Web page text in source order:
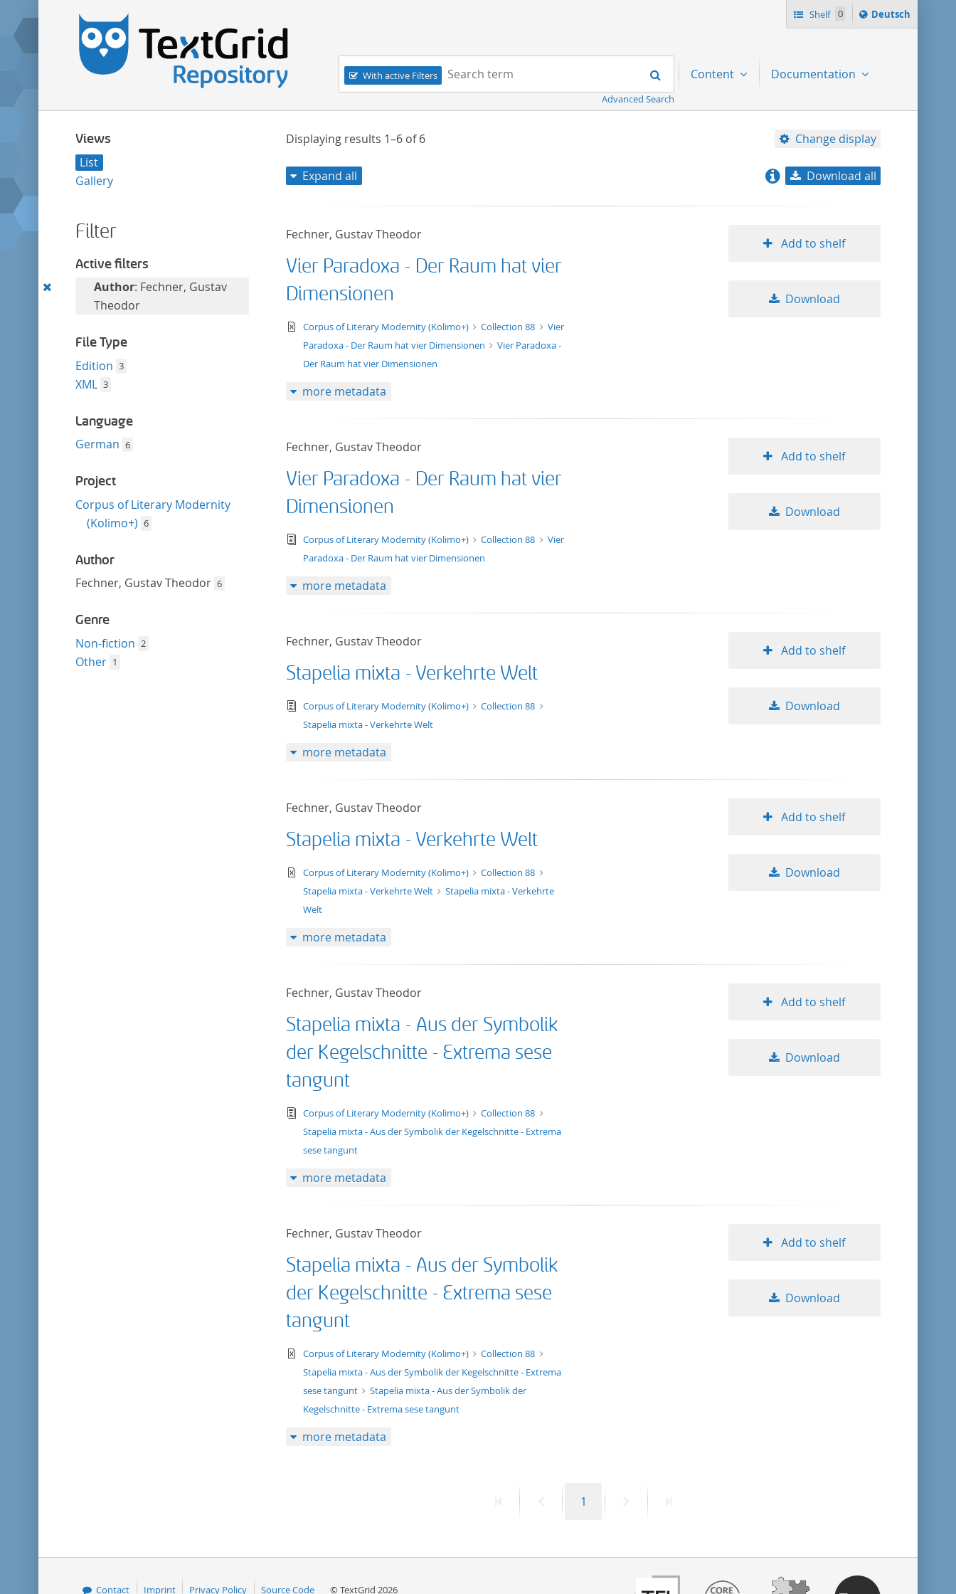
Shelf 0
Sprache
ï¿½ndern
Deutsch
Navigation
With active Filters
Search term:
Search
Advanced Search
Content Documentation
Views
List
Gallery
Filter
Active filters
RemoveAuthor: Fechner, Gustav
Theodor
File Type
Edition 3
XML 3
Language
German 6
Project
Corpus of Literary Modernity
(Kolimo+) 6
Author
Fechner, Gustav Theodor 6
Genre
Non-fiction 2
Other 1
Displaying results 1–6of6 Change display
title ascending
Expand all Download all
Fechner, Gustav Theodor
Vier Paradoxa - Der Raum hat vier
Dimensionen
text/xml
Corpus of Literary Modernity (Kolimo+) Collection 88
Vier
Paradoxa - Der Raum hat vier Dimensionen
Vier Paradoxa -
Der Raum hat vier Dimensionen
Add to shelf
Download
more metadata
Fechner, Gustav Theodor
Vier Paradoxa - Der Raum hat vier
Dimensionen
text/tg.edition+tg.aggregation+xml
Corpus of Literary Modernity (Kolimo+) Collection 88
Vier
Paradoxa - Der Raum hat vier Dimensionen
Add to shelf
Download
more metadata
Fechner, Gustav Theodor
Stapelia mixta - Verkehrte Welt
text/tg.edition+tg.aggregation+xml
Corpus of Literary Modernity (Kolimo+)
Collection 88
Stapelia mixta - Verkehrte Welt
Add to shelf
Download
more metadata
Fechner, Gustav Theodor
Stapelia mixta - Verkehrte Welt
text/xml
Corpus of Literary Modernity (Kolimo+)
Collection 88
Stapelia mixta - Verkehrte Welt
Stapelia mixta - Verkehrte
Welt
Add to shelf
Download
more metadata
Fechner, Gustav Theodor
Stapelia mixta - Aus der Symbolik
der Kegelschnitte - Extrema sese
tangunt
text/tg.edition+tg.aggregation+xml
Corpus of Literary Modernity (Kolimo+)
Collection 88
Stapelia mixta - Aus der Symbolik der Kegelschnitte - Extrema
sese tangunt
Add to shelf
Download
more metadata
Fechner, Gustav Theodor
Stapelia mixta - Aus der Symbolik
der Kegelschnitte - Extrema sese
tangunt
text/xml
Corpus of Literary Modernity (Kolimo+)
Collection 88
Stapelia mixta - Aus der Symbolik der Kegelschnitte - Extrema
sese tangunt
Stapelia mixta - Aus der Symbolik der
Kegelschnitte - Extrema sese tangunt
Add to shelf
Download
more metadata
PreviousPage
1
Contact Imprint Privacy Policy Source Code © TextGrid 2026